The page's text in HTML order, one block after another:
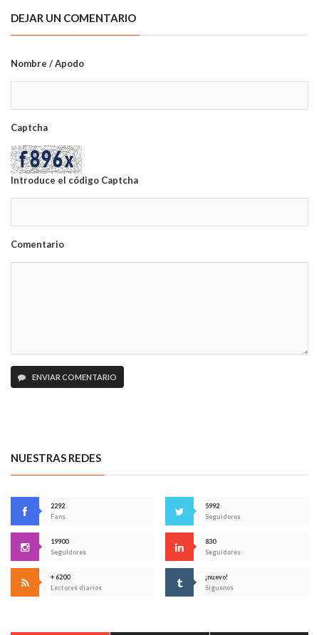
DEJAR UN COMENTARIO
Nombre / Apodo
Captcha
Introduce el código Captcha
Comentario
ENVIAR COMENTARIO
NUESTRAS REDES
2292
Fans
5992
Seguidores
19900
Seguidores
830
Seguidores
+ 6200
Lectores diarios
¡nuevo!
Síguenos